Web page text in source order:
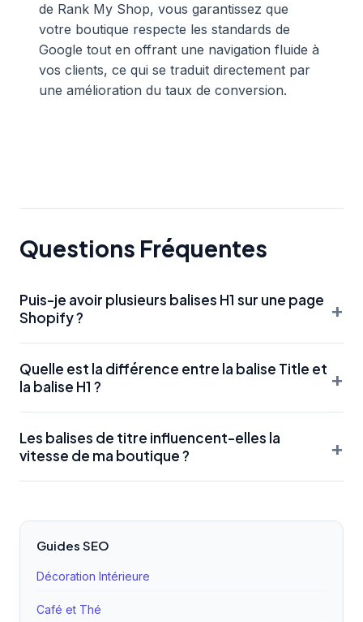
de Rank My Shop, vous garantissez que
votre boutique respecte les standards de
Google tout en offrant une navigation fluide à
vos clients, ce qui se traduit directement par
une amélioration du taux de conversion.
Questions Fréquentes
Puis-je avoir plusieurs balises H1 sur une page
Shopify ?
+
pour Shopify est de n'avoir qu'un seul H1 par page. Cela
permet d'indiquer clairement à Google quel est le sujet
principal unique de la page.
Quelle est la différence entre la balise Title et
la balise H1 ?
+
résultats de recherche et l'onglet du navigateur. La balise
H1 est le titre visible sur la page elle-même. Elles doivent
être cohérentes mais peuvent être légèrement
Les balises de titre influencent-elles la
vitesse de ma boutique ?
+
très lourdes pour styliser ces titres peut ralentir le
chargement. Utilisez les polices système ou optimisées
de Shopify.
Guides SEO
Décoration Intérieure
Café et Thé